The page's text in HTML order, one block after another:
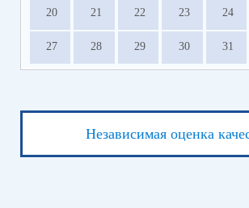
20 21 22 23 24
27 28 29 30 31
Независимая оценка